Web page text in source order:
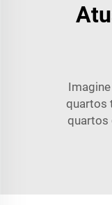
quartos
quartos